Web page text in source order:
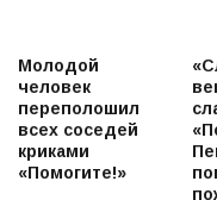
Молодой
человек
переполошил
всех соседей
криками
«Помогите!»